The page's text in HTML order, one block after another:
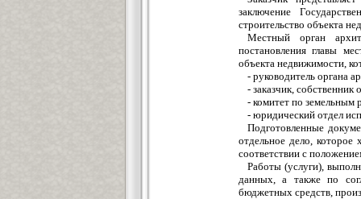
заключение
строительство объекта
Местный орган
постановления главы
объекта недвижимости,
- руководитель органа
- заказчик,
- комитет по земельным
- юридический отдел
Подготовленные
отдельное дело, которое
соответствии с
Работы (услуги),
данных, а также по
бюджетных средств,